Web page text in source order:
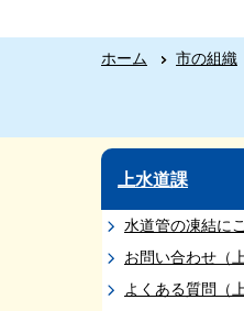
ホーム 市の組織
上水道課
水道管の凍結に
お問い合わせ（
よくある質問（